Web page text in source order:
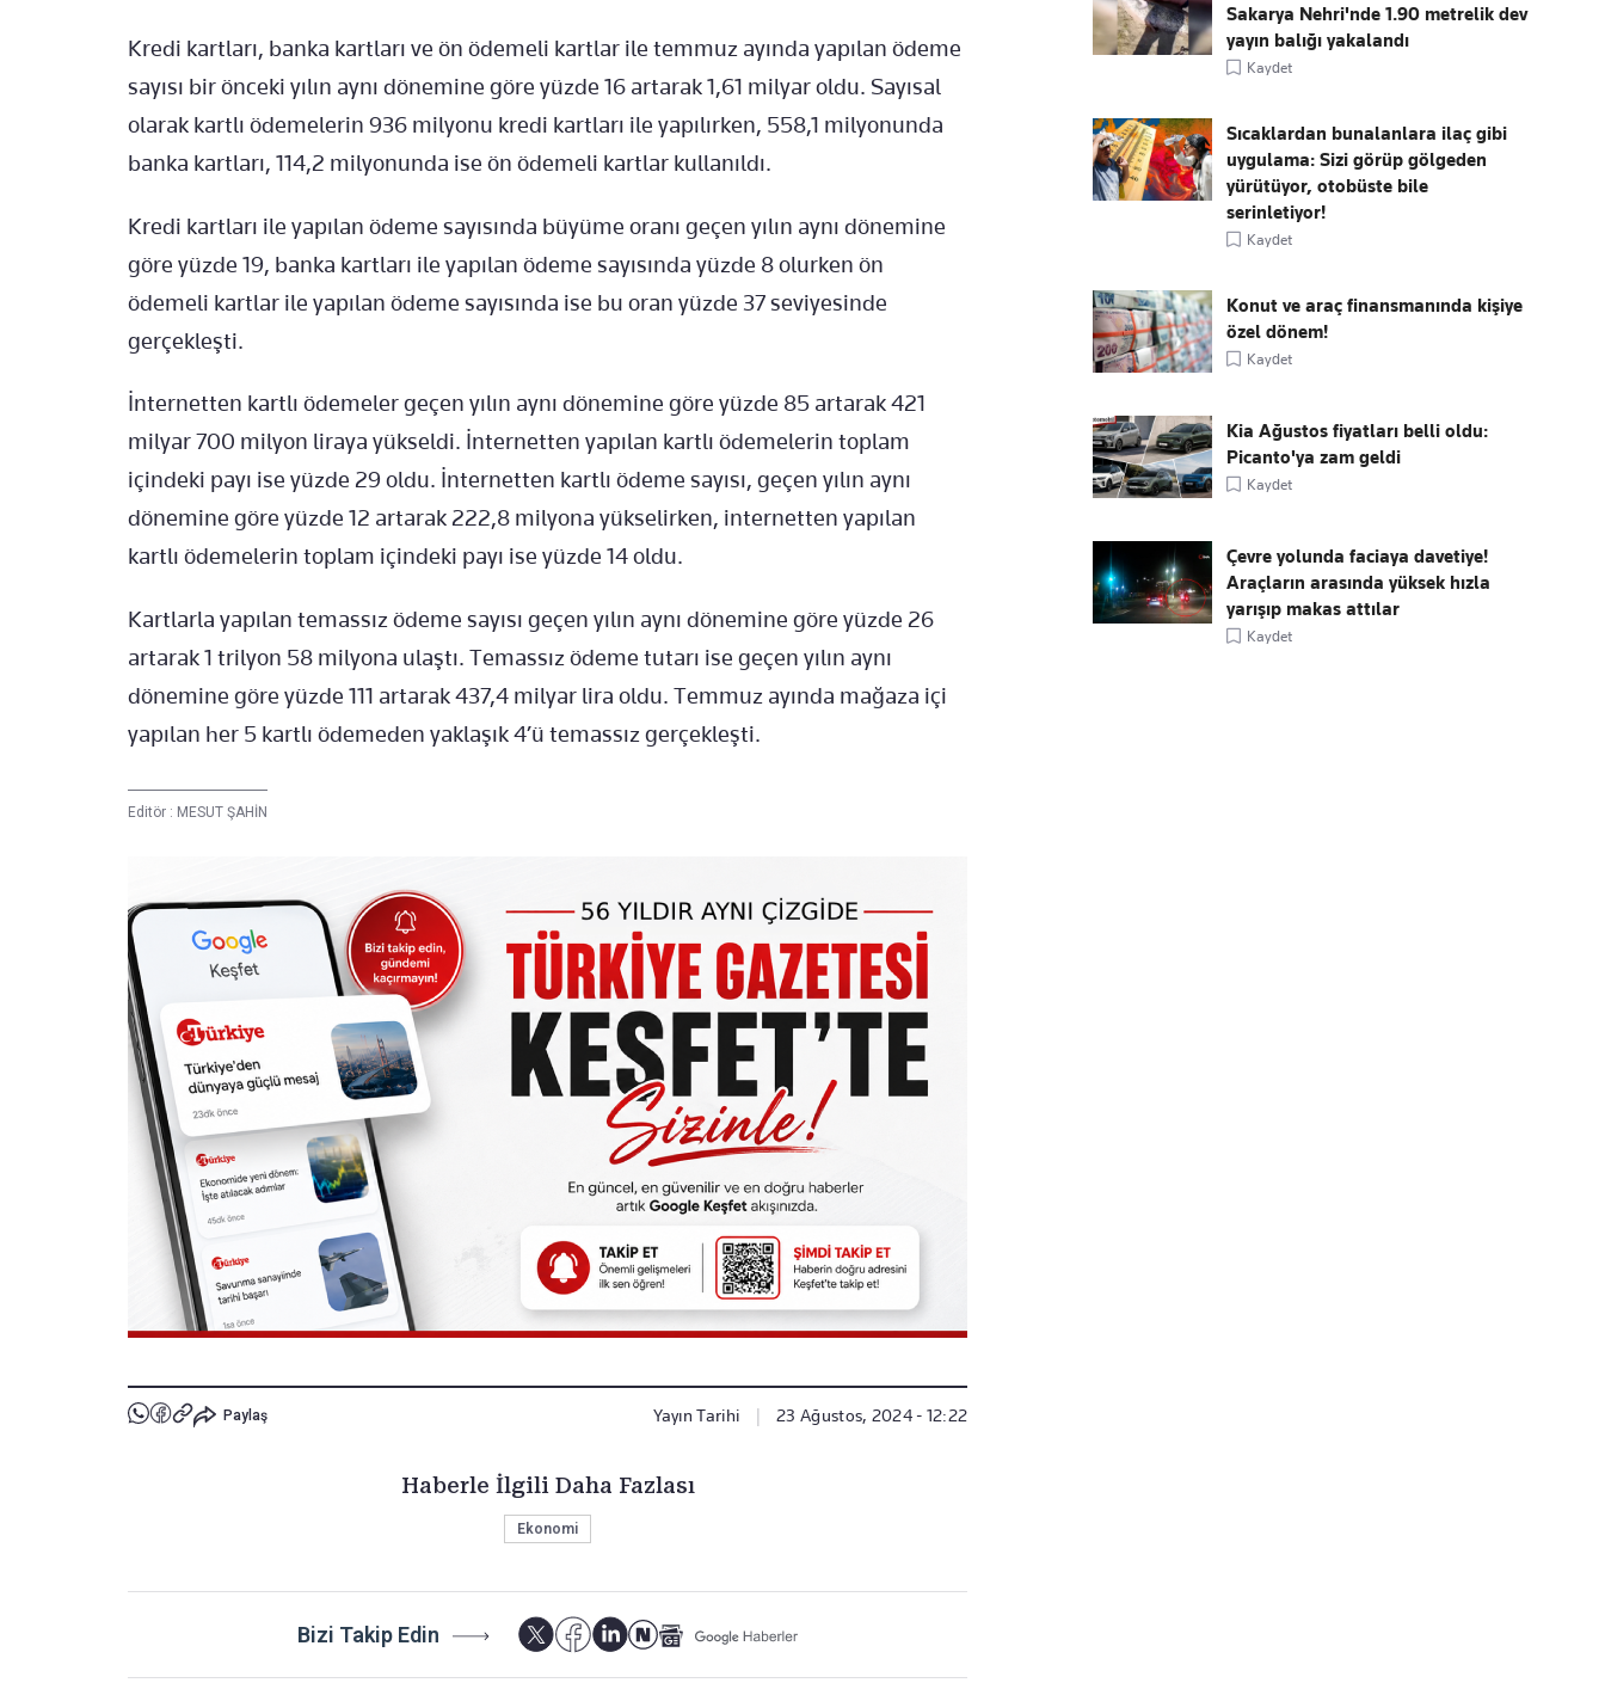
Kredi kartları, banka kartları ve ön ödemeli kartlar ile temmuz ayında yapılan ödeme
sayısı bir önceki yılın aynı dönemine göre yüzde 16 artarak 1,61 milyar oldu. Sayısal
olarak kartlı ödemelerin 936 milyonu kredi kartları ile yapılırken, 558,1 milyonunda
banka kartları, 114,2 milyonunda ise ön ödemeli kartlar kullanıldı.
Kredi kartları ile yapılan ödeme sayısında büyüme oranı geçen yılın aynı dönemine
göre yüzde 19, banka kartları ile yapılan ödeme sayısında yüzde 8 olurken ön
ödemeli kartlar ile yapılan ödeme sayısında ise bu oran yüzde 37 seviyesinde
gerçekleşti.
İnternetten kartlı ödemeler geçen yılın aynı dönemine göre yüzde 85 artarak 421
milyar 700 milyon liraya yükseldi. İnternetten yapılan kartlı ödemelerin toplam
içindeki payı ise yüzde 29 oldu. İnternetten kartlı ödeme sayısı, geçen yılın aynı
dönemine göre yüzde 12 artarak 222,8 milyona yükselirken, internetten yapılan
kartlı ödemelerin toplam içindeki payı ise yüzde 14 oldu.
Kartlarla yapılan temassız ödeme sayısı geçen yılın aynı dönemine göre yüzde 26
artarak 1 trilyon 58 milyona ulaştı. Temassız ödeme tutarı ise geçen yılın aynı
dönemine göre yüzde 111 artarak 437,4 milyar lira oldu. Temmuz ayında mağaza içi
yapılan her 5 kartlı ödemeden yaklaşık 4’ü temassız gerçekleşti.
Editör : MESUT ŞAHİN
Paylaş Yayın Tarihi 23 Ağustos, 2024 - 12:22
Haberle İlgili Daha Fazlası
Ekonomi
Bizi Takip Edin
Sakarya Nehri'nde 1.90 metrelik dev
yayın balığı yakalandı
Kaydet
Sıcaklardan bunalanlara ilaç gibi
uygulama: Sizi görüp gölgeden
yürütüyor, otobüste bile
serinletiyor!
Kaydet
Konut ve araç finansmanında kişiye
özel dönem!
Kaydet
Kia Ağustos fiyatları belli oldu:
Picanto'ya zam geldi
Kaydet
Çevre yolunda faciaya davetiye!
Araçların arasında yüksek hızla
yarışıp makas attılar
Kaydet